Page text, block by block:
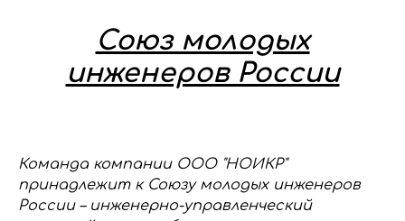
Союз молодых
инженеров России
Команда компании ООО "НОИКР"
принадлежит к Союзу молодых инженеров
России – инженерно-управленческий